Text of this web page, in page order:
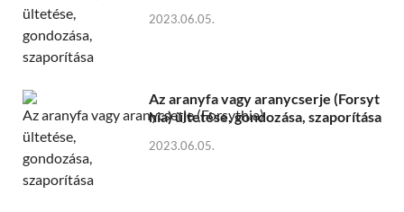
2023.06.05.
Az aranyfa vagy aranycserje (Forsyt
hia) ültetése, gondozása, szaporítása
2023.06.05.